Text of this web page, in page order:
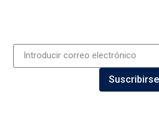
Suscribirse